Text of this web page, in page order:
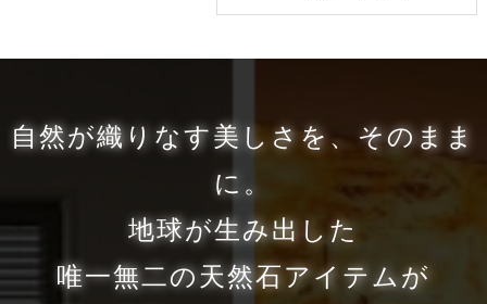
自然が織りなす美しさを、そのまま
に。
地球が生み出した
唯一無二の天然石アイテムが